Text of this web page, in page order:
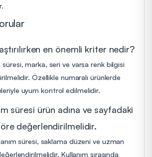
en önemli kriter nedir?
süresi, marka, seri ve varsa renk bilgisi
Özellikle numaralı ürünlerde
uyum kontrol edilmelidir.
süresi ürün adına ve sayfadaki
değerlendirilmelidir.
süresi, saklama düzeni ve uzman
Kullanım sırasında